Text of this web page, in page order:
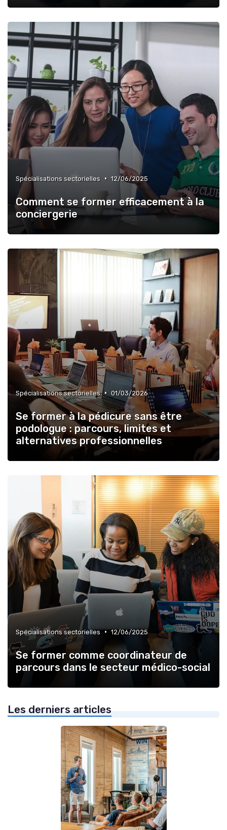
Spécialisations sectorielles • 12/06/2025
Comment se former efficacement à la
conciergerie
Spécialisations sectorielles • 01/03/2026
Se former à la pédicure sans être
podologue : parcours, limites et
alternatives professionnelles
Spécialisations sectorielles • 12/06/2025
Se former comme coordinateur de
parcours dans le secteur médico-social
Les derniers articles